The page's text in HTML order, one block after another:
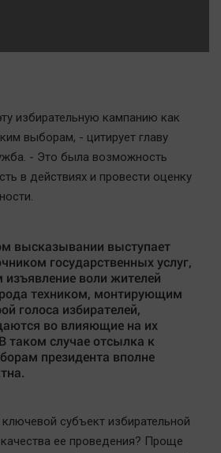
избирательную кампанию как
выборам, - цитирует главу
- Это была возможность
в действиях и провести оценку
высказывании выступает
государственных услуг,
воли жителей
рода техником, монтирующим
голоса избирателей,
во влияющие на их
таком случае отсылка к
президента вполне
субъект избирательной
качества ее проведения? Проще